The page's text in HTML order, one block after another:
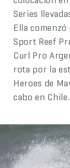
Series
Ella
Sport Reef
Curl Pro
rota por la
Heroes de
cabo en Chile.